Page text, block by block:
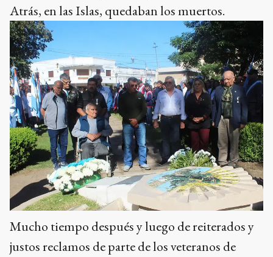
Atrás, en las Islas, quedaban los muertos.
Mucho tiempo después y luego de reiterados y
justos reclamos de parte de los veteranos de